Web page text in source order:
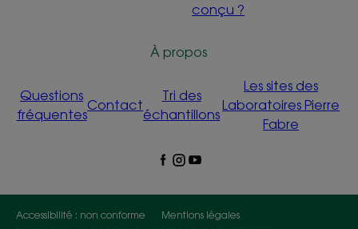
conçu ?
À propos
Questions
fréquentes
Contact
Tri des
échantillons
Les sites des
Laboratoires Pierre
Fabre
Accessibilité : non conforme
Mentions légales